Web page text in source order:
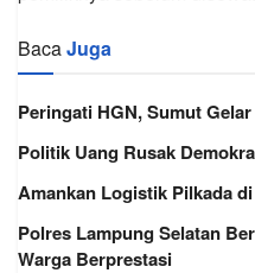
BacaJuga
Peringati HGN, Sumut
Politik Uang Rusak
Amankan Logistik Pilkada
Polres Lampung Selatan
Warga Berprestasi